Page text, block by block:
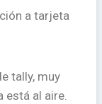
a tarjeta
tally, muy
está al aire.